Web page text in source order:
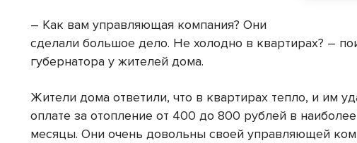
– Как вам управляющая компания? Они
сделали большое дело. Не холодно в квартирах? –
губернатора у жителей дома.
Жители дома ответили, что в квартирах тепло, и им
оплате за отопление от 400 до 800 рублей в
месяцы. Они очень довольны своей управляющей